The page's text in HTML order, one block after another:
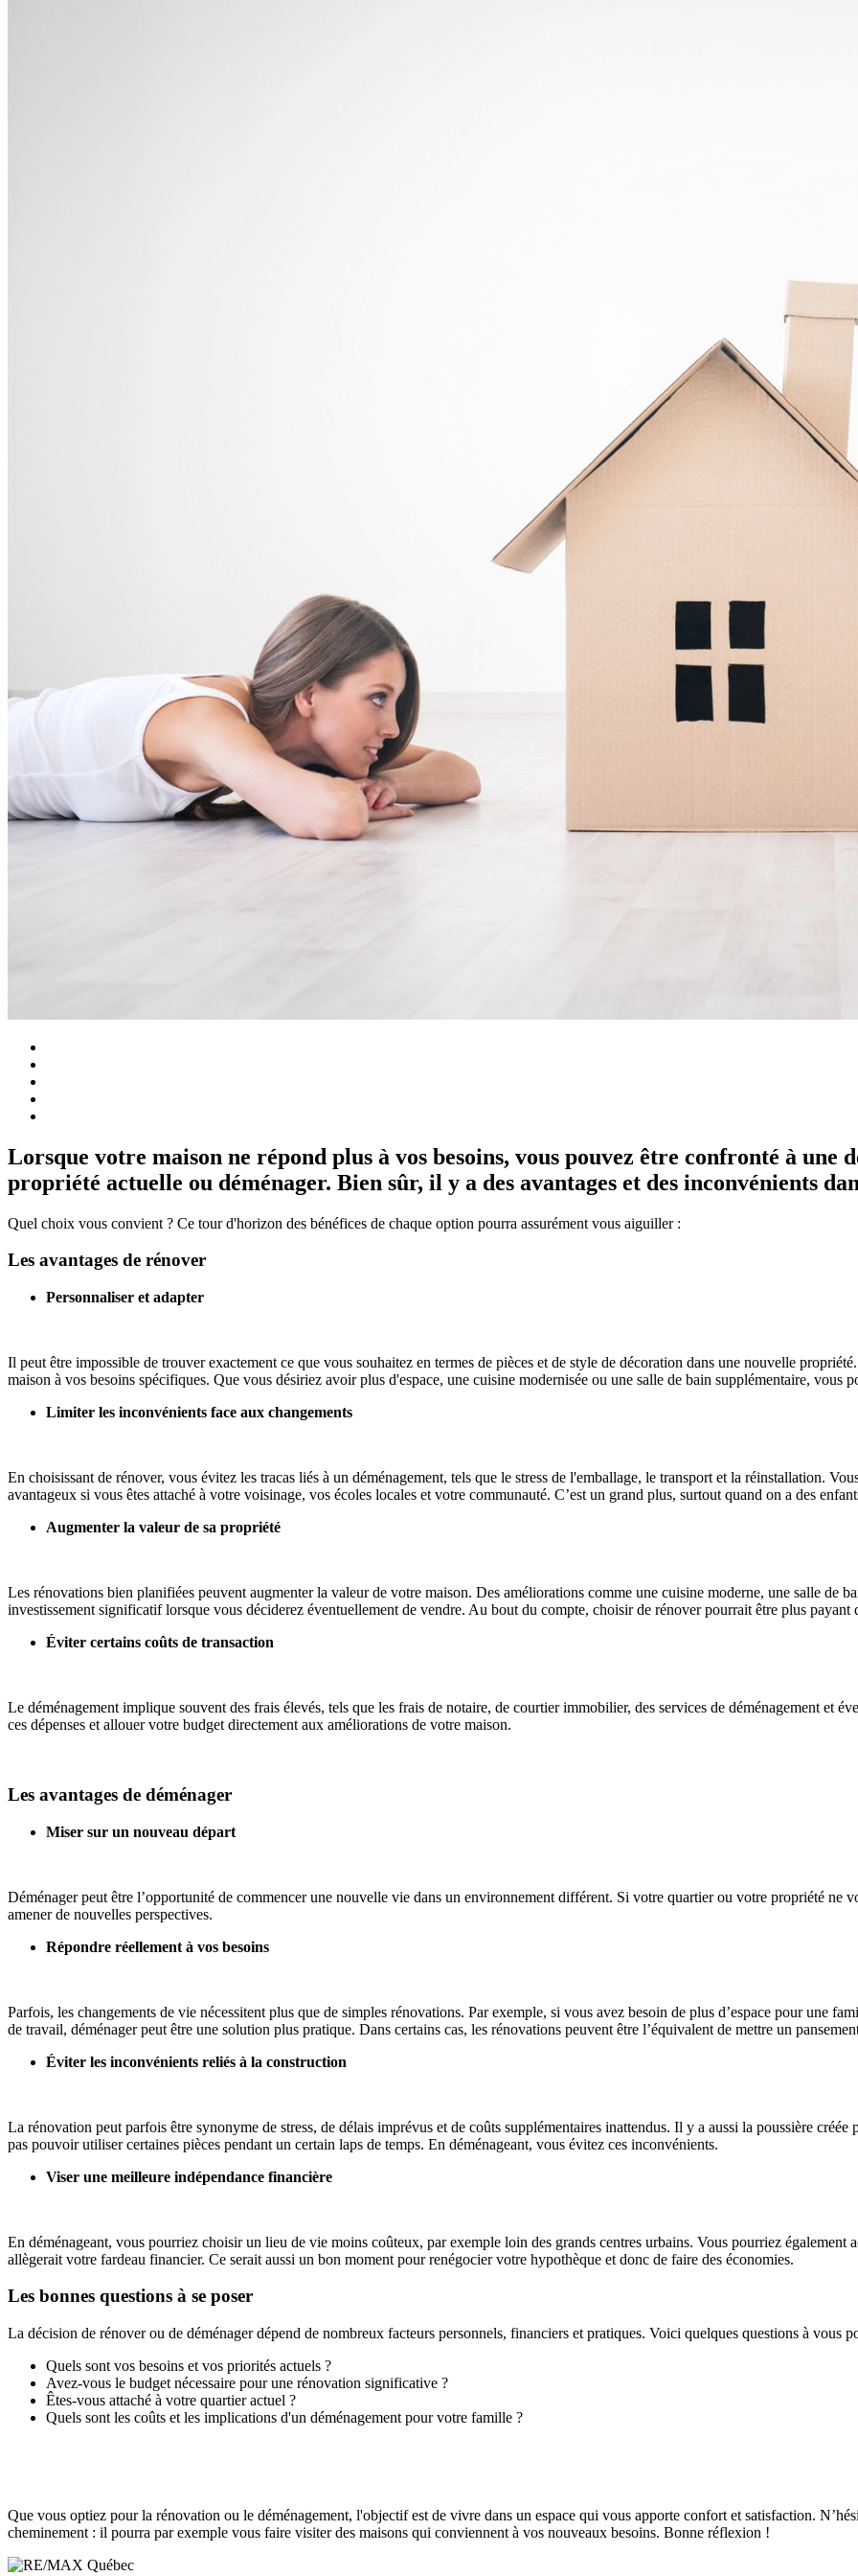
Lorsque votre maison ne répond plus à vos besoins, vous pouvez être confronté à
propriété actuelle ou déménager. Bien sûr, il y a des avantages et des inconvénients
Quel choix vous convient ? Ce tour d'horizon des bénéfices de chaque option pourra assurément vous aiguiller :
Les avantages de rénover
Personnaliser et adapter
Il peut être impossible de trouver exactement ce que vous souhaitez en termes de pièces et de style de décoration dans une nouvelle
maison à vos besoins spécifiques. Que vous désiriez avoir plus d'espace, une cuisine modernisée ou une salle de bain supplémentaire, vous
Limiter les inconvénients face aux changements
En choisissant de rénover, vous évitez les tracas liés à un déménagement, tels que le stress de l'emballage, le transport et la réinstallation.
avantageux si vous êtes attaché à votre voisinage, vos écoles locales et votre communauté. C’est un grand plus, surtout quand on a des
Augmenter la valeur de sa propriété
Les rénovations bien planifiées peuvent augmenter la valeur de votre maison. Des améliorations comme une cuisine moderne, une salle de
investissement significatif lorsque vous déciderez éventuellement de vendre. Au bout du compte, choisir de rénover pourrait être plus payant
Éviter certains coûts de transaction
Le déménagement implique souvent des frais élevés, tels que les frais de notaire, de courtier immobilier, des services de déménagement et
ces dépenses et allouer votre budget directement aux améliorations de votre maison.
Les avantages de déménager
Miser sur un nouveau départ
Déménager peut être l’opportunité de commencer une nouvelle vie dans un environnement différent. Si votre quartier ou votre propriété ne
amener de nouvelles perspectives.
Répondre réellement à vos besoins
Parfois, les changements de vie nécessitent plus que de simples rénovations. Par exemple, si vous avez besoin de plus d’espace pour une
de travail, déménager peut être une solution plus pratique. Dans certains cas, les rénovations peuvent être l’équivalent de mettre un
Éviter les inconvénients reliés à la construction
La rénovation peut parfois être synonyme de stress, de délais imprévus et de coûts supplémentaires inattendus. Il y a aussi la poussière
pas pouvoir utiliser certaines pièces pendant un certain laps de temps. En déménageant, vous évitez ces inconvénients.
Viser une meilleure indépendance financière
En déménageant, vous pourriez choisir un lieu de vie moins coûteux, par exemple loin des grands centres urbains. Vous pourriez
allègerait votre fardeau financier. Ce serait aussi un bon moment pour renégocier votre hypothèque et donc de faire des économies.
Les bonnes questions à se poser
La décision de rénover ou de déménager dépend de nombreux facteurs personnels, financiers et pratiques. Voici quelques questions à vous
Quels sont vos besoins et vos priorités actuels ?
Avez-vous le budget nécessaire pour une rénovation significative ?
Êtes-vous attaché à votre quartier actuel ?
Quels sont les coûts et les implications d'un déménagement pour votre famille ?
Que vous optiez pour la rénovation ou le déménagement, l'objectif est de vivre dans un espace qui vous apporte confort et satisfaction.
cheminement : il pourra par exemple vous faire visiter des maisons qui conviennent à vos nouveaux besoins. Bonne réflexion !